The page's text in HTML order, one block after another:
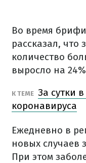
Во время
рассказал,
количество
выросло на
К ТЕМЕ За сутки
коронавируса
Ежедневно в
новых случаев
При этом